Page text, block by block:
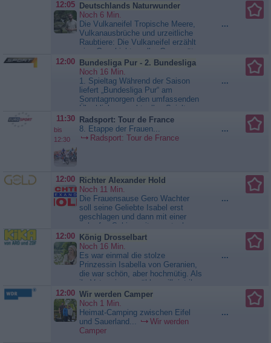
Steffens begibt sich wieder auf die
Spur der „Rätselhaften
Phänomene“. Wie ein Motor halten
Naturgesetze das Leben auf der
Erde am Laufen. Sie bestimmen,
wann und wo der Wind weht,...
Rätselhafte Phänomene
12:05
Deutschlands Naturwunder
Noch 6 Min.
Die Vulkaneifel Tropische Meere,
Vulkanausbrüche und urzeitliche
Raubtiere: Die Vulkaneifel erzählt
eine Geschichte voller Gegensätze
- von fossilen Riffen bis zum
Vermächtnis ruhender Kraterseen.
Die Vulkaneifel steht
stellvertretend für die geologische
Vielfalt der gesamten Eifel. Unter
Hügeln und...
Deutschlands
Naturwunder
...
12:00
Bundesliga Pur - 2. Bundesliga
Noch 16 Min.
1. Spieltag Während der Saison
liefert „Bundesliga Pur“ am
Sonntagmorgen den umfassenden
Überblick zum aktuellen Spieltag
der ersten und zweiten Bundesliga
und fasst in 90 Minuten die
Highlights der Freitags- und
Samstagspartien...
...
11:30
bis
12:30
Radsport: Tour de France
8. Etappe der Frauen...
Radsport: Tour de France
...
12:00
Richter Alexander Hold
Noch 11 Min.
Die Frauensause Gero Wachter
soll seine Geliebte Isabel erst
geschlagen und dann mit einer
scharfen Schirmspitze erstochen
haben. Ist er ausgerastet, weil sie
sich vor anderen Gästen über
seine sexuelle Leistungsfähigkeit
lustig gemacht hat? Oder wurde
Isabel von einer ihrer Freundinnen
ermordet, weil sie ihr den...
Richter Alexander Hold
...
12:00
König Drosselbart
Noch 16 Min.
Es war einmal die stolze
Prinzessin Isabella von Geranien,
die war schön, aber hochmütig. Als
ihr Vater sie vermählen will, ist ihr
kein Bewerber gut genug, sei sein
Name auch noch so blumig. Auch
den edlen Richard von Begonien,
dem sie eigentlich im Herzen
zugetan ist, lässt sie abblitzen
und...
...
12:00 Wir werden Camper
Noch 1 Min.
Heimat-Camping zwischen Eifel
und Sauerland...
Wir werden
Camper
...